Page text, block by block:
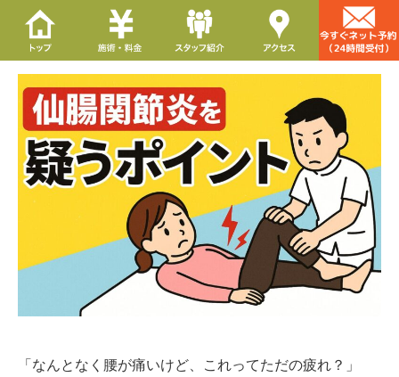
「なんとなく腰が痛いけど、これってただの疲れ？」